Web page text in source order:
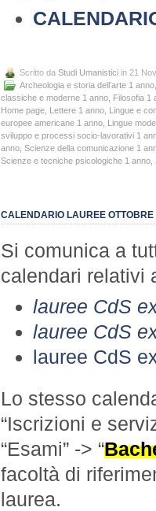
Scritto da Studi Umanistici in 21
Archeologia e storia dell’arte 1 anno
classiche e moderne 1 anno Filosofia 1
Home page Lettere 1 anno Lingue e
europee americane 1 anno Lingue
sviluppo e processi socio-lavorativi 1
anno Scienze della comunicazione 1
Scienze e tecniche psicologiche 1 anno
CALENDARIO LAUREE OTTOBRE
Si comunica a
calendari relativi
lauree CdS
lauree CdS
lauree CdS
Lo stesso
“Iscrizioni e
“Esami” -> “
facoltà di
laurea.